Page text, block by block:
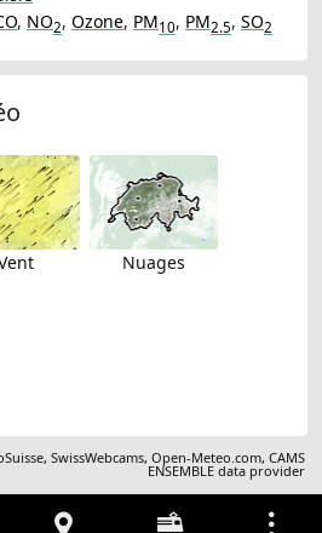
, NO2, Ozone, PM10, PM2.5, SO2
Nuages
,SwissWebcams,Open-Meteo.com,CAMS
ENSEMBLE data provider